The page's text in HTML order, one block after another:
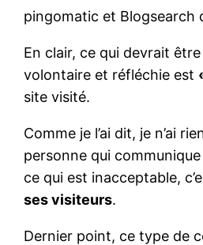
pingomatic et Blogsearch
En clair, ce qui devrait
volontaire et réfléchie est
site visité.
Comme je l’ai dit, je n’ai
personne qui
ce qui est inacceptable,
ses visiteurs.
Dernier point, ce type de